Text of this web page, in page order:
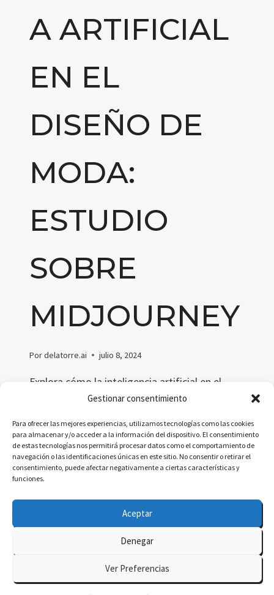
Gestionar consentimiento
Para ofrecer las mejores experiencias, utilizamos tecnologías como las cookies
para almacenar y/o acceder a la información del dispositivo. El consentimiento
de estas tecnologías nos permitirá procesar datos como el comportamiento de
navegación o las identificaciones únicas en este sitio. No consentir o retirar el
consentimiento, puede afectar negativamente a ciertas características y
funciones.
Aceptar
Denegar
Ver Preferencias
A ARTIFICIAL
EN EL
DISEÑO DE
MODA:
ESTUDIO
SOBRE
MIDJOURNEY
Pordelatorre.ai julio 8, 2024
Explora cómo la inteligencia artificial en el
diseño de moda, a través de Midjourney,
facilitando la innovación y adaptabilidad en
respuesta rápida a las tendencias del mercado.
LEER MÁS
ESTUDIO Kadence WP